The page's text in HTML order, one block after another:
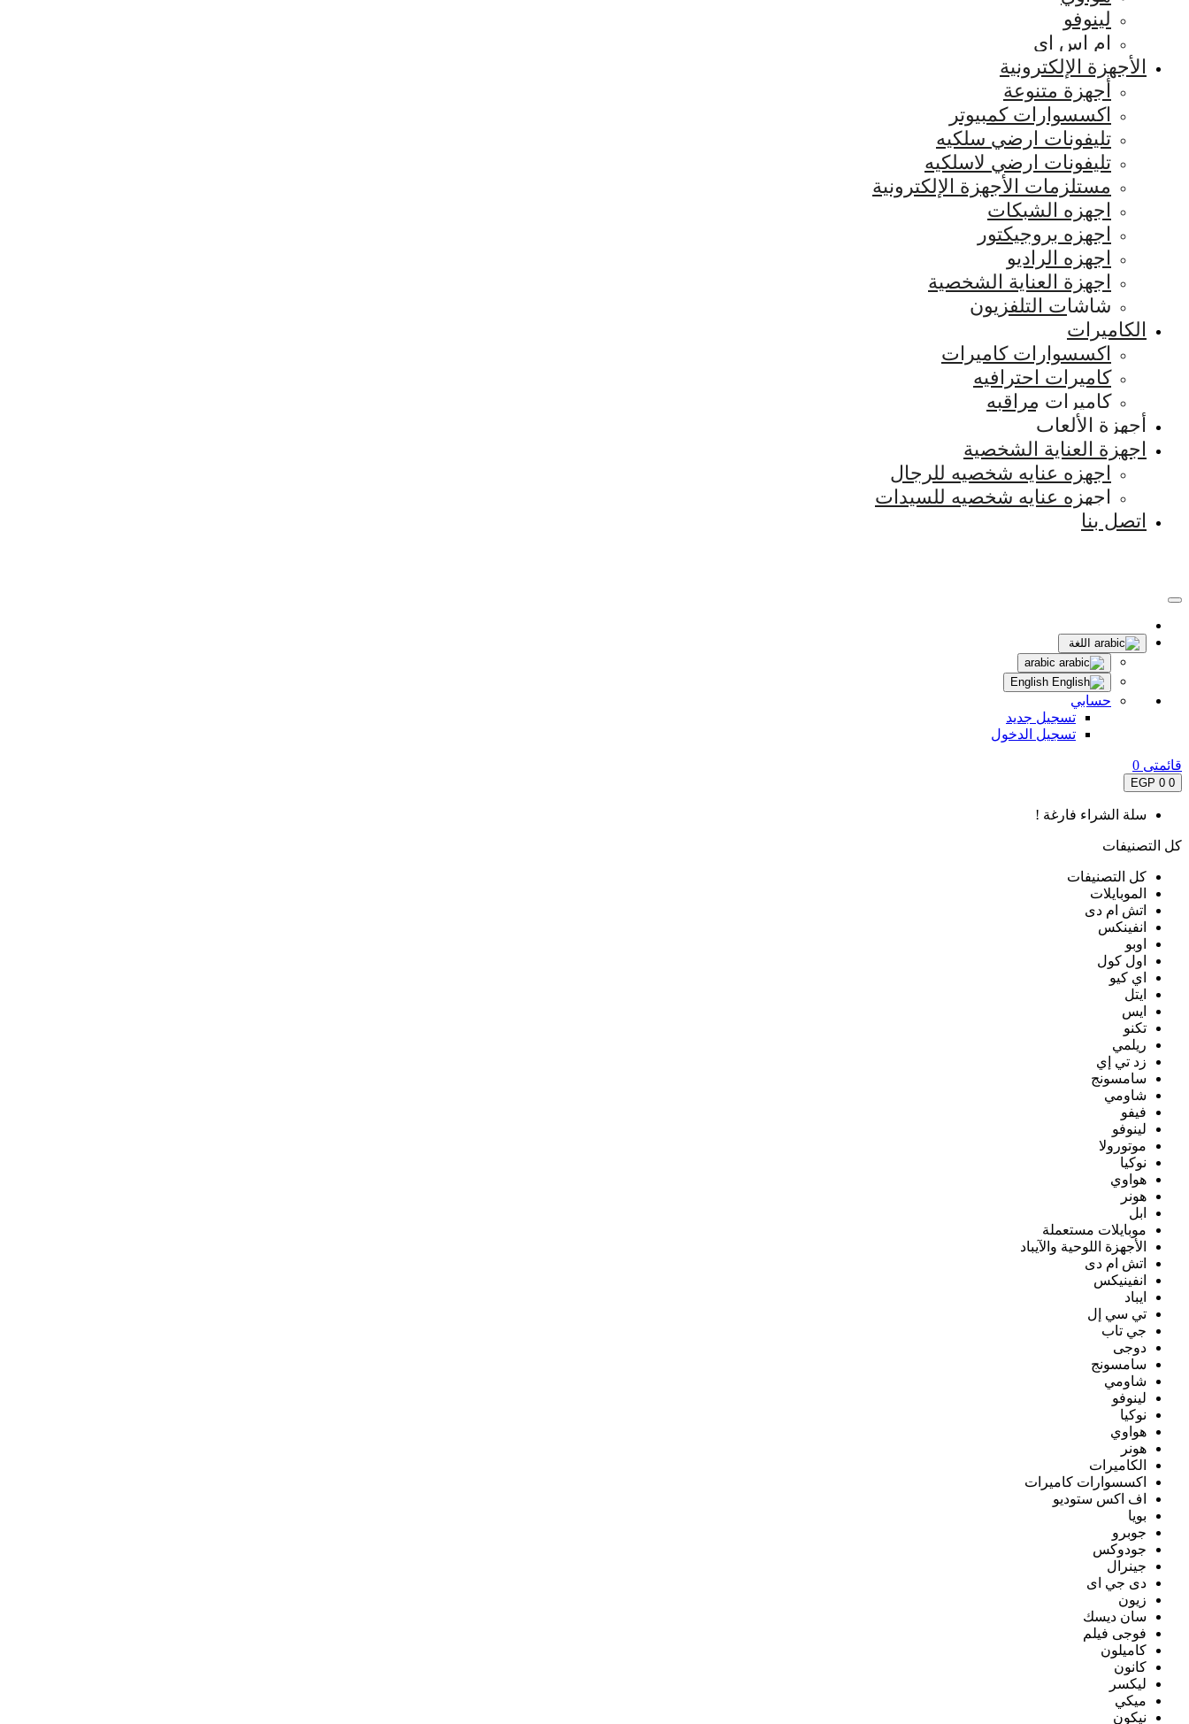
لينوفو
ام اس اي
الأجهزة الإلكترونية
أجهزة متنوعة
اكسسوارات كمبيوتر
تليفونات ارضي سلكيه
تليفونات ارضي لاسلكيه
مستلزمات الأجهزة الإلكترونية
اجهزه الشبكات
اجهزه بروجيكتور
اجهزه الراديو
اجهزة العناية الشخصية
شاشات التلفزيون
الكاميرات
اكسسوارات كاميرات
كاميرات احترافيه
كاميرات مراقبه
أجهزة الألعاب
اجهزة العناية الشخصية
اجهزه عنايه شخصيه للرجال
اجهزه عنايه شخصيه للسيدات
اتصل بنا
اللغة
حسابي
تسجيل جديد
تسجيل الدخول
قائمتى 0
0
0 EGP
سلة الشراء فارغة !
كل التصنيفات
كل التصنيفات
الموبايلات
اتش ام دى
انفينكس
اوبو
اول كول
اي كيو
ايتل
ايس
تكنو
ريلمي
زد تي إي
سامسونج
شاومي
فيفو
لينوفو
موتورولا
نوكيا
هواوي
هونر
ابل
موبايلات مستعملة
الأجهزة اللوحية والآيباد
اتش ام دى
انفينيكس
ايباد
تي سي إل
جي تاب
دوجى
سامسونج
شاومي
لينوفو
نوكيا
هواوي
هونر
الكاميرات
اكسسوارات كاميرات
اف اكس ستوديو
بويا
جوبرو
جودوكس
جينرال
دى جي اى
زيون
سان ديسك
فوجى فيلم
كاميلون
كانون
ليكسر
ميكي
نيكون